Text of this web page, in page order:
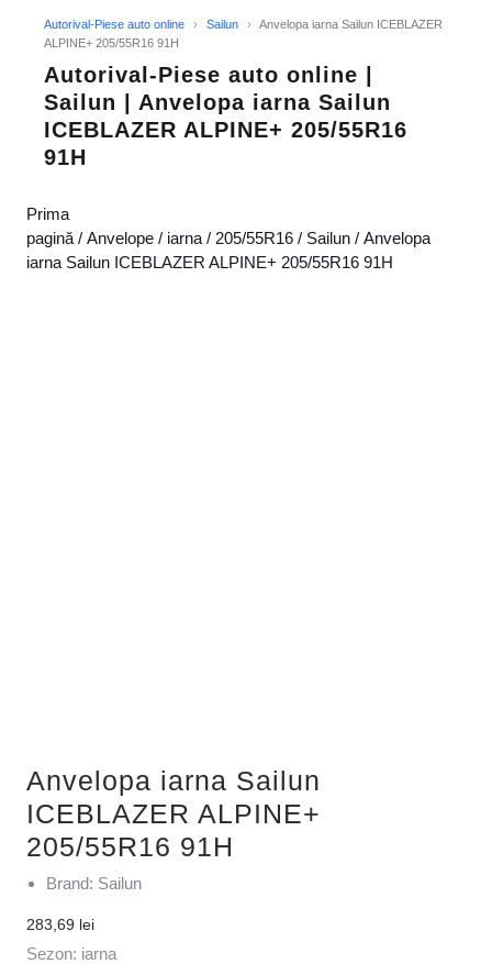
Autorival-Piese auto online › Sailun ›
Anvelopa iarna Sailun ICEBLAZER
ALPINE+ 205/55R16 91H
Autorival-Piese auto online |
Sailun | Anvelopa iarna Sailun
ICEBLAZER ALPINE+ 205/55R16
91H
Prima
pagină / Anvelope / iarna / 205/55R16 / Sailun / Anvelopa
iarna Sailun ICEBLAZER ALPINE+ 205/55R16 91H
Anvelopa iarna Sailun
ICEBLAZER ALPINE+
205/55R16 91H
Brand: Sailun
283,69 lei
Sezon: iarna